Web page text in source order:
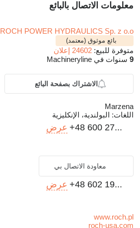
معلومات الاتصال بالبائع
ROCH POWER HYDRAULICS Sp. z o.o.
بائع موثوق (معتمد)
متوفرة للبيع: 24602 إعلان
9 سنوات في Machineryline
الاشتراك بصفحة البائع
Marzena
اللغات: البولندية، الإنكليزية
+48 600 27... عرض
معاودة الاتصال بي
+48 602 19... عرض
www.roch.pl
roch-usa.com